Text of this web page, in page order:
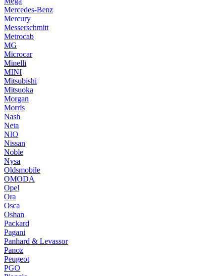
Mercedes-Benz
Mercury
Messerschmitt
Metrocab
MG
Microcar
Minelli
MINI
Mitsubishi
Mitsuoka
Morgan
Morris
Nash
Neta
NIO
Nissan
Noble
Nysa
Oldsmobile
OMODA
Opel
Ora
Osca
Oshan
Packard
Pagani
Panhard & Levassor
Panoz
Peugeot
PGO